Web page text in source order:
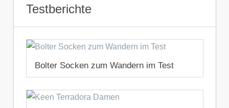
Testberichte
Bolter Socken zum Wandern im Test
23. August 2022